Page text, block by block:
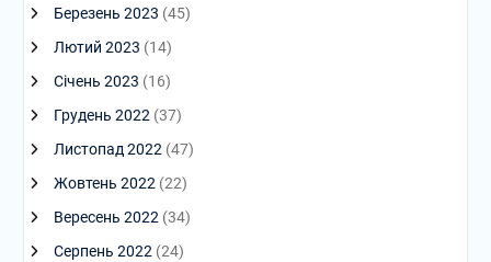
Березень 2023 (45)
Лютий 2023 (14)
Січень 2023 (16)
Грудень 2022(37)
Листопад 2022(47)
Жовтень 2022(22)
Вересень 2022(34)
Серпень 2022(24)